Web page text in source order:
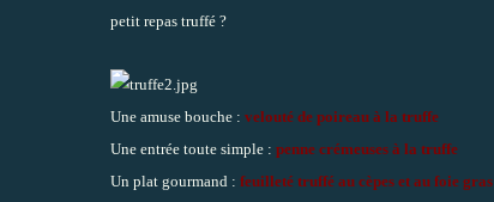
petit repas truffé ?
Une amuse bouche : velouté de poireau à la truffe
Une entrée toute simple : penne crémeuses à la truffe
Un plat gourmand : feuilleté truffé au cèpes et au foie gras